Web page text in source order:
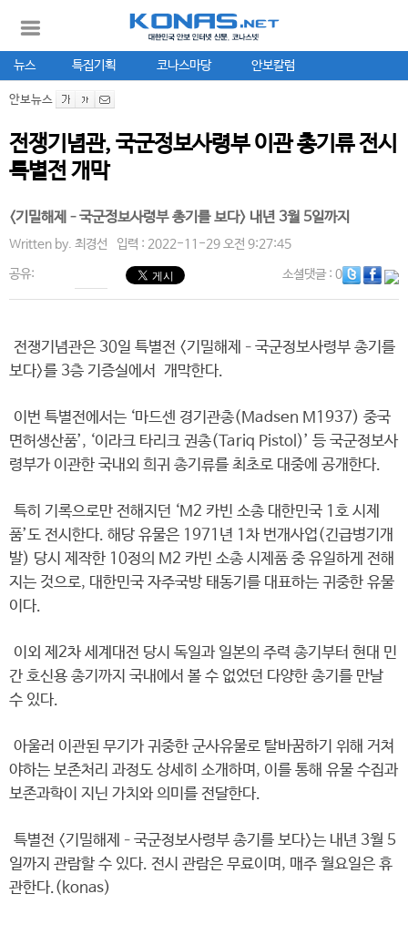
뉴스 특집기획 코나스마당 안보칼럼
안보뉴스
전쟁기념관, 국군정보사령부 이관 총기류 전시
특별전 개막
<기밀해제–국군정보사령부 총기를 보다> 내년 3월 5일까지
Written by. 최경선 입력 : 2022-11-29 오전 9:27:45
공유: 소셜댓글: 0
전쟁기념관은 30일 특별전 <기밀해제–국군정보사령부 총기를
보다>를 3층 기증실에서 개막한다.
이번 특별전에서는 ‘마드센 경기관총(Madsen M1937) 중국
면허생산품’, ‘이라크 타리크 권총(Tariq Pistol)’ 등 국군정보사
령부가 이관한 국내외 희귀 총기류를 최초로 대중에 공개한다.
특히 기록으로만 전해지던 ‘M2 카빈 소총 대한민국 1호 시제
품’도 전시한다. 해당 유물은 1971년 1차 번개사업(긴급병기개
발) 당시 제작한 10정의 M2 카빈 소총 시제품 중 유일하게 전해
지는 것으로, 대한민국 자주국방 태동기를 대표하는 귀중한 유물
이다.
이외 제2차 세계대전 당시 독일과 일본의 주력 총기부터 현대 민
간 호신용 총기까지 국내에서 볼 수 없었던 다양한 총기를 만날
수 있다.
아울러 이관된 무기가 귀중한 군사유물로 탈바꿈하기 위해 거쳐
야하는 보존처리 과정도 상세히 소개하며, 이를 통해 유물 수집과
보존과학이 지닌 가치와 의미를 전달한다.
특별전 <기밀해제–국군정보사령부 총기를 보다>는 내년 3월 5
일까지 관람할 수 있다. 전시 관람은 무료이며, 매주 월요일은 휴
관한다.(konas)